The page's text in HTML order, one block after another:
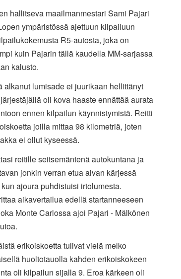
hallitseva maailmanmestari Sami Pajari
ympäristössä ajettuun kilpailuun
R5-autosta, joka on
kuin Pajarin tällä kaudella MM-sarjassa
kalusto.
alkanut lumisade ei juurikaan hellittänyt
oli kova haaste ennättää aurata
ennen kilpailun käynnistymistä. Reitti
joilla mittaa 98 kilometriä, joten
ei ollut kyseessä.
reitille seitsemäntenä autokuntana ja
jonkin verran etua aivan kärjessä
ajoura puhdistuisi irtolumesta.
aikavertailua edellä startanneeseen
Monte Carlossa ajoi Pajari - Mälkönen
erikoiskoetta tulivat vielä melko
huoltotauolla kahden erikoiskokeen
oli kilpailun sijalla 9. Eroa kärkeen oli